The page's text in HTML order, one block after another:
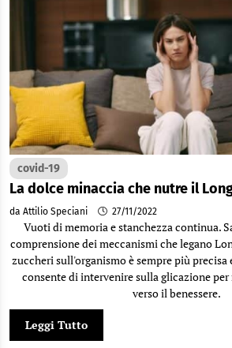
covid-19
La dolce minaccia che nutre il
da Attilio Speciani 27/11/2022
Vuoti di memoria e stanchezza continua.
comprensione dei meccanismi che legano
zuccheri sull'organismo è sempre più precisa
consente di intervenire sulla glicazione
verso il benessere.
Leggi Tutto